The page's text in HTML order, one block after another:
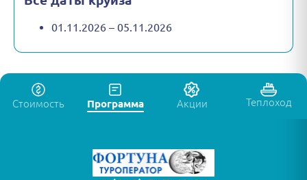
01.11.2026 – 05.11.2026
Стоимость Программа Акции Теплоход